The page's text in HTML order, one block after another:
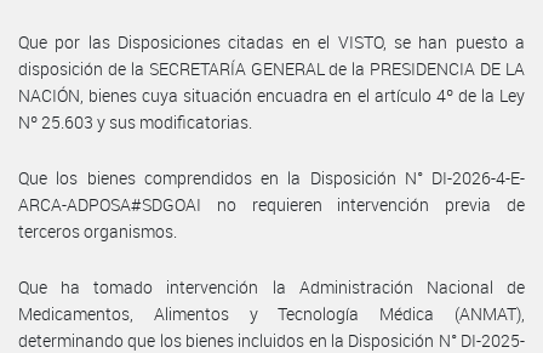
Que por las Disposiciones citadas en el VISTO, se han puesto a
disposición de la SECRETARÍA GENERAL de la PRESIDENCIA DE LA
NACIÓN, bienes cuya situación encuadra en el artículo 4º de la Ley
Nº 25.603 y sus modificatorias.
Que los bienes comprendidos en la Disposición N° DI-2026-4-E-
ARCA-ADPOSA#SDGOAI no requieren intervención previa de
terceros organismos.
Que ha tomado intervención la Administración Nacional de
Medicamentos, Alimentos y Tecnología Médica (ANMAT),
determinando que los bienes incluidos en la Disposición N° DI-2025-